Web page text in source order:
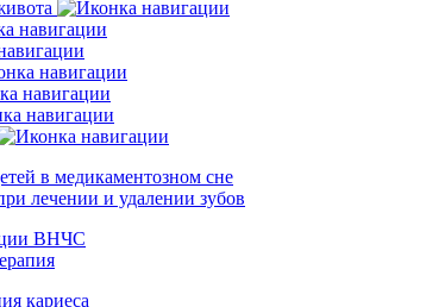
в медикаментозном сне
лечении и удалении зубов
ВНЧС
кариеса